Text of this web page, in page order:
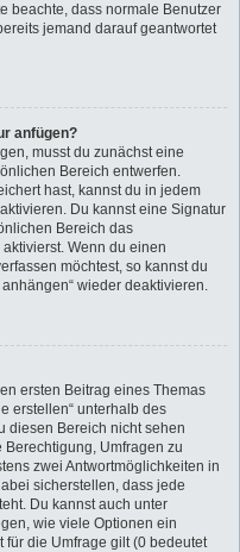
beachte, dass normale Benutzer
jemand darauf geantwortet
anfügen?
musst du zunächst eine
Bereich entwerfen.
hast, kannst du in jedem
Du kannst eine Signatur
Bereich das
Wenn du einen
möchtest, so kannst du
wieder deaktivieren.
ersten Beitrag eines Themas
erstellen“ unterhalb des
diesen Bereich nicht sehen
Umfragen zu
zwei Antwortmöglichkeiten in
sicherstellen, dass jede
Du kannst auch unter
wie viele Optionen ein
für die Umfrage gilt (0 bedeutet